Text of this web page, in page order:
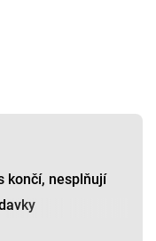
končí, nesplňují